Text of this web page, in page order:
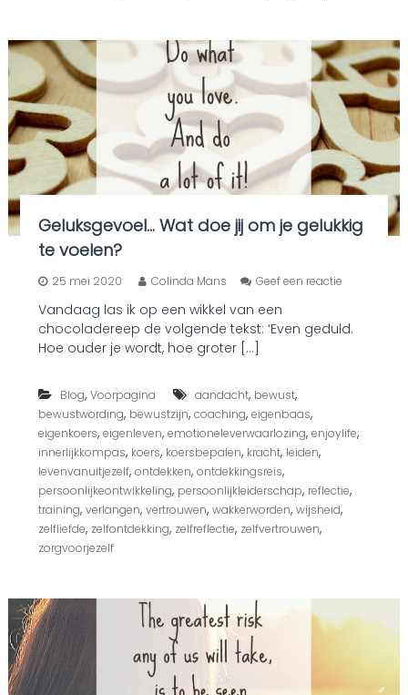
z
i
Geluksgevoel… Wat doe jij om je gelukkig
te voelen?
25 mei 2020 Colinda Mans Geef een reactieo
e
e
l
…
j
Vandaag las ik op een wikkel van een
chocoladereep de volgende tekst: ‘Even geduld.
Hoe ouder je wordt, hoe groter […]
Blog, Voorpagina aandacht, bewust,
bewustwording, bewustzijn, coaching, eigenbaas,
eigenkoers, eigenleven, emotioneleverwaarlozing, enjoylife,
innerlijkkompas, koers, koersbepalen, kracht, leiden,
levenvanuitjezelf, ontdekken, ontdekkingsreis,
persoonlijkeontwikkeling, persoonlijkleiderschap, reflectie,
training, verlangen, vertrouwen, wakkerworden, wijsheid,
zelfliefde, zelfontdekking, zelfreflectie, zelfvertrouwen,
zorgvoorjezelf